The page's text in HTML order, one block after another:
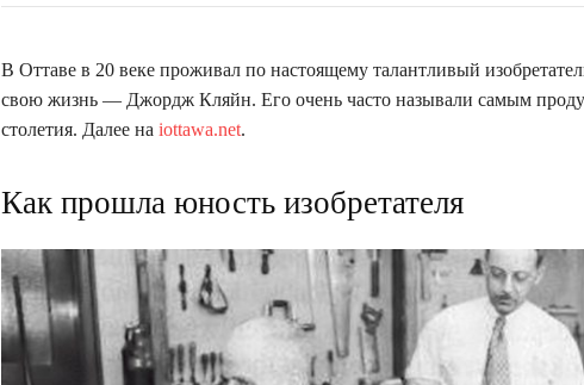
В Оттаве в 20 веке проживал по настоящему талантливый
свою жизнь — Джордж Кляйн. Его очень часто называли самым
столетия. Далее на iottawa.net.
Как прошла юность изобретателя